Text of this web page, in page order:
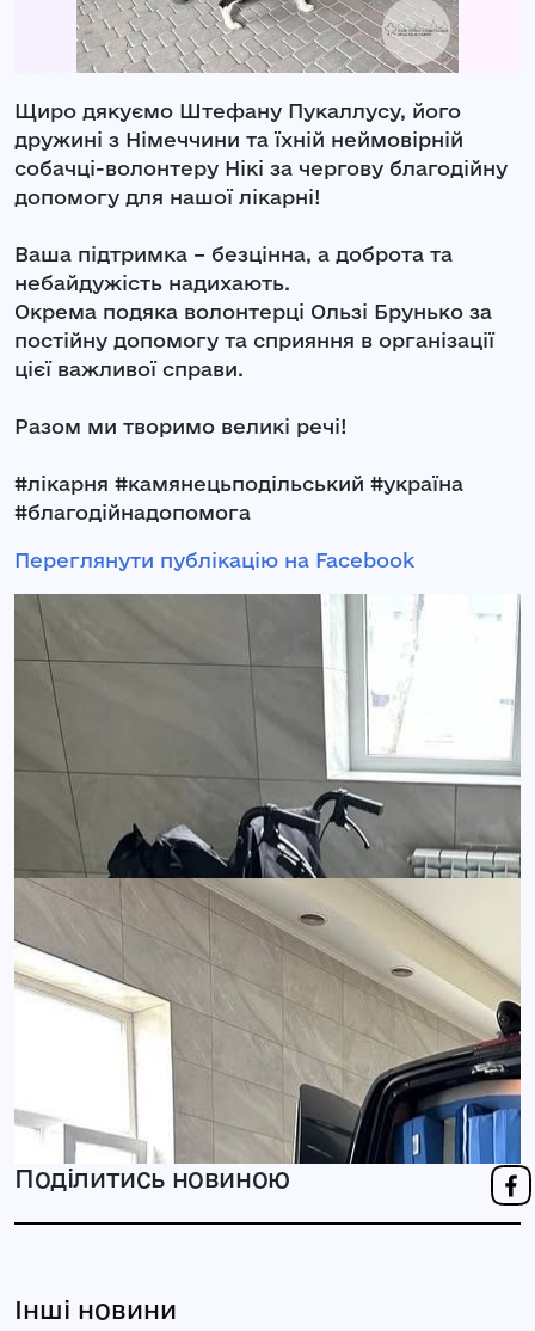
Щиро дякуємо Штефану Пукаллусу, його
дружині з Німеччини та їхній неймовірній
собачці-волонтеру Нікі за чергову благодійну
допомогу для нашої лікарні!
Ваша підтримка – безцінна, а доброта та
небайдужість надихають.
Окрема подяка волонтерці Ользі Брунько за
постійну допомогу та сприяння в організації
цієї важливої справи.
Разом ми творимо великі речі!
#лікарня #камянецьподільський #україна
#благодійнадопомога
Переглянути публікацію на Facebook
Поділитись новиною
Інші новини